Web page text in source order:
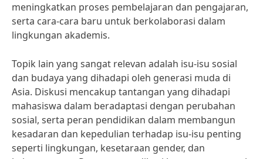
meningkatkan proses pembelajaran dan pengajaran,
serta cara-cara baru untuk berkolaborasi dalam
lingkungan akademis.
Topik lain yang sangat relevan adalah isu-isu sosial
dan budaya yang dihadapi oleh generasi muda di
Asia. Diskusi mencakup tantangan yang dihadapi
mahasiswa dalam beradaptasi dengan perubahan
sosial, serta peran pendidikan dalam membangun
kesadaran dan kepedulian terhadap isu-isu penting
seperti lingkungan, kesetaraan gender, dan